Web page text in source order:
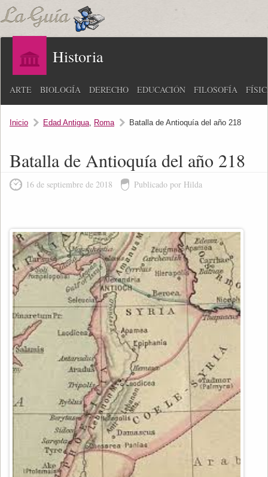
Historia
ARTE BIOLOGÍA DERECHO EDUCACIÓN FILOSOFÍA
Inicio Edad Antigua, Roma Batalla de Antioquía del año 218
Batalla de Antioquía del año 218
16 de septiembre de 2018 Publicado por Hilda